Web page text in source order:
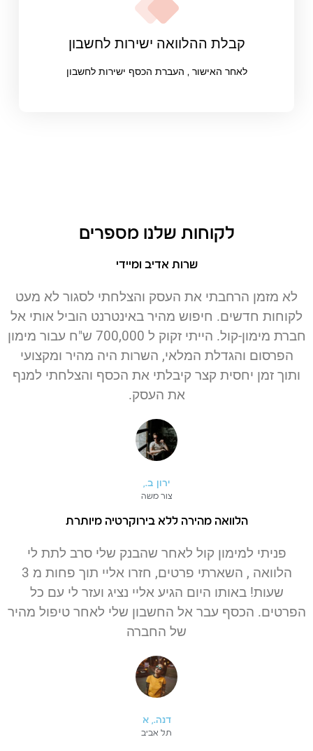
קבלת ההלוואה ישירות לחשבון
לאחר האישור , העברת הכסף ישירות לחשבון
לקוחות שלנו מספרים
שרות אדיב ומיידי
לא מזמן הרחבתי את העסק והצלחתי לסגור לא מעט
לקוחות חדשים. חיפוש מהיר באינטרנט הוביל אותי אל
חברת מימון-קול. הייתי זקוק ל 700,000 ש"ח עבור מימון
הפרסום והגדלת המלאי, השרות היה מהיר ומקצועי
ותוך זמן יחסית קצר קיבלתי את הכסף והצלחתי למנף
את העסק.
ירון ב.,
צור משה
הלוואה מהירה ללא בירוקרטיה מיותרת
פניתי למימון קול לאחר שהבנק שלי סרב לתת לי
הלוואה , השארתי פרטים, חזרו אליי תוך פחות מ 3
שעות! באותו היום הגיע אליי נציג ועזר לי עם כל
הפרטים. הכסף עבר אל החשבון שלי לאחר טיפול מהיר
של החברה
דנה., א
תל אביב